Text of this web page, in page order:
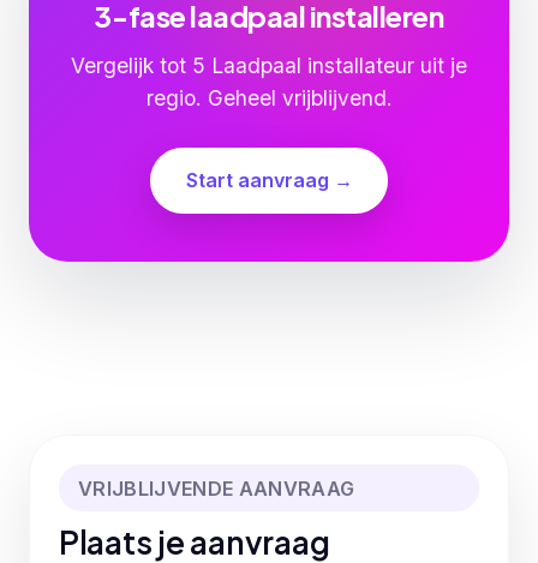
3-fase laadpaal installeren
Vergelijk tot 5 Laadpaal installateur uit je
regio. Geheel vrijblijvend.
Start aanvraag →
VRIJBLIJVENDE AANVRAAG
Plaats je aanvraag